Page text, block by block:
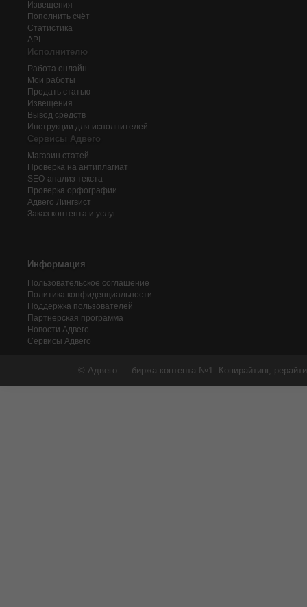
Извещения
Пополнить счёт
Статистика
API
Исполнителю
Работа онлайн
Мои работы
Продать статью
Извещения
Вывод средств
Инструкции для исполнителей
Сервисы Адвего
Магазин статей
Проверка на антиплагиат
SEO-анализ текста
Проверка орфографии
Адвего Лингвист
Заказ контента и услуг
Информация
Пользовательское соглашение
Политика конфиденциальности
Поддержка пользователей
Партнерская программа
Новости Адвего
Сервисы Адвего
© Адвего — биржа контента №1. Копирайтинг,